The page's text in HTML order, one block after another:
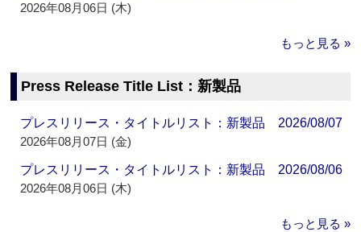
2026年08月06日 (木)
もっと見る »
Press Release Title List：新製品
プレスリリース・タイトルリスト：新製品 2026/08/07
2026年08月07日 (金)
プレスリリース・タイトルリスト：新製品 2026/08/06
2026年08月06日 (木)
もっと見る »